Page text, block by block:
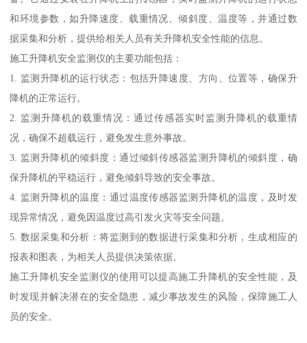
和环境参数，如升降速度、载重情况、倾斜度、温度等，并通过数
据采集和分析，提供给相关人员有关升降机安全性能的信息。
施工升降机安全监测仪的主要功能包括：
1. 监测升降机的运行状态：包括升降速度、方向、位置等，确保升
降机的正常运行。
2. 监测升降机的载重情况：通过传感器实时监测升降机的载重情
况，确保不超载运行，避免发生意外事故。
3. 监测升降机的倾斜度：通过倾斜传感器监测升降机的倾斜度，确
保升降机的平稳运行，避免倾斜导致的安全事故。
4. 监测升降机的温度：通过温度传感器监测升降机的温度，及时发
现异常情况，避免因温度过高引发火灾等安全问题。
5. 数据采集和分析：将监测到的数据进行采集和分析，生成相应的
报表和图表，为相关人员提供决策依据。
施工升降机安全监测仪的使用可以提高施工升降机的安全性能，及
时发现并解决潜在的安全隐患，减少事故发生的风险，保障施工人
员的安全。